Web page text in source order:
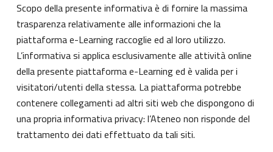
Scopo della presente informativa è di fornire la massima
trasparenza relativamente alle informazioni che la
piattaforma e-Learning raccoglie ed al loro utilizzo.
L’informativa si applica esclusivamente alle attività online
della presente piattaforma e-Learning ed è valida per i
visitatori/utenti della stessa. La piattaforma potrebbe
contenere collegamenti ad altri siti web che dispongono di
una propria informativa privacy: l’Ateneo non risponde del
trattamento dei dati effettuato da tali siti.